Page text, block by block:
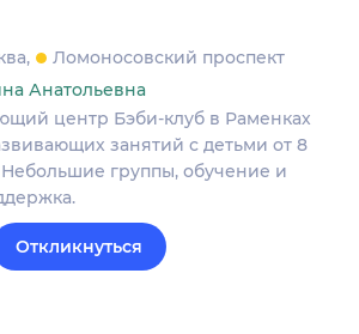
Ломоносовский проспект
Анатольевна
центр Бэби-клуб в Раменках
занятий с детьми от 8
Небольшие группы, обучение и
Откликнуться